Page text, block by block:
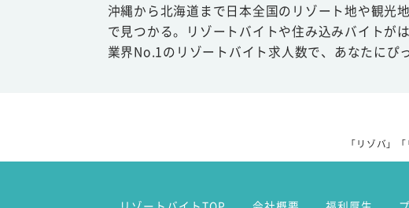
沖縄から北海道まで日本全国のリゾート地や観光
で見つかる。リゾートバイトや住み込みバイトが
業界No.1のリゾートバイト求人数で、あなたにぴ
「リゾバ」